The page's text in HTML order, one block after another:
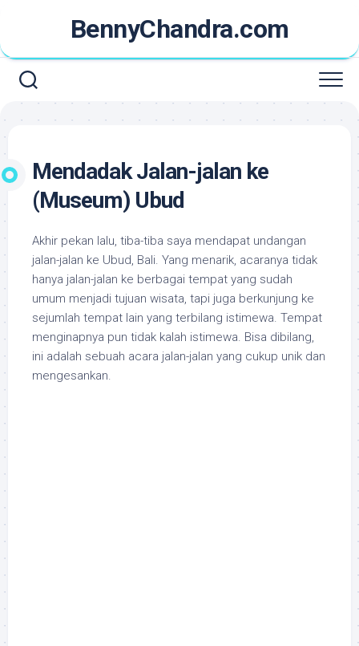
content
BennyChandra.com
Mendadak Jalan-jalan ke
(Museum) Ubud
Akhir pekan lalu, tiba-tiba saya mendapat undangan
jalan-jalan ke Ubud, Bali. Yang menarik, acaranya tidak
hanya jalan-jalan ke berbagai tempat yang sudah
umum menjadi tujuan wisata, tapi juga berkunjung ke
sejumlah tempat lain yang terbilang istimewa. Tempat
menginapnya pun tidak kalah istimewa. Bisa dibilang,
ini adalah sebuah acara jalan-jalan yang cukup unik dan
mengesankan.